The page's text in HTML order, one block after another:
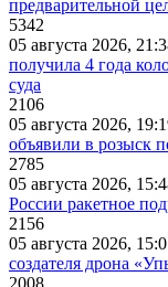
предварительной
5342
05 августа 2026,
получила 4 года
суда
2106
05 августа 2026,
объявили в розыск
2785
05 августа 2026,
России ракетное
2156
05 августа 2026,
создателя дрона
2008